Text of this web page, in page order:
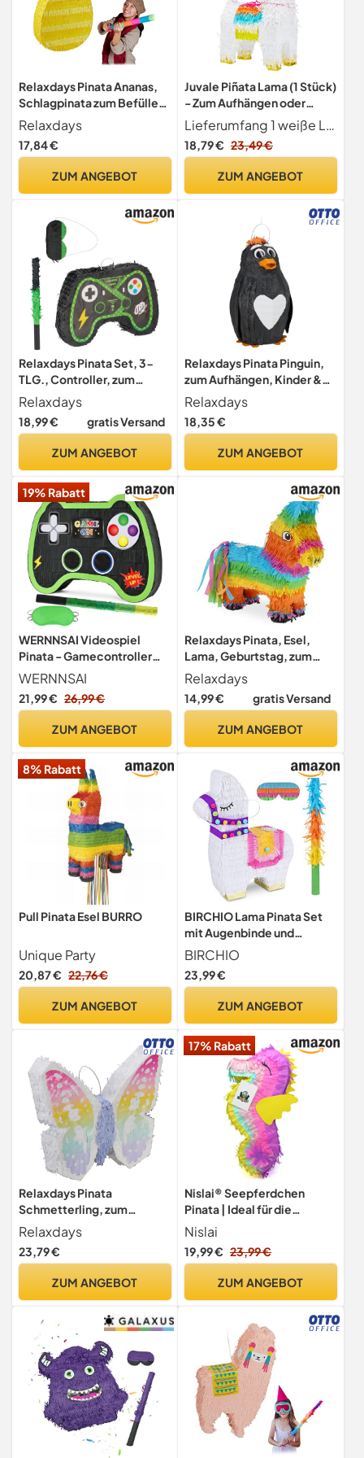
Relaxdays Pinata Ananas,
Schlagpinata zum Befüllen,
zum Aufhängen,
Beachparty, JGA, Sommer,
Partypinata Frucht, gelb
Relaxdays
17,84 €
ZUM ANGEBOT
Juvale Piñata Lama (1 Stück)
- Zum Aufhängen oder
Aufstellen - Ideal für
Geburtstage und Partys -
Weiß mit Goldfolie und
11,4 x 38,1 cm
Lieferumfang 1 weiße Lama-Pi ata mit Goldfolie und bunten Akzenten
18,79 € 23,49 €
ZUM ANGEBOT
Relaxdays Pinata Set, 3-
TLG., Controller, zum
Aufhängen, Kinder,
Mädchen und Jungs, mit
Stab & Maske, unbefüllt,
Relaxdays
18,99 € gratis Versand
ZUM ANGEBOT
Relaxdays Pinata Pinguin,
zum Aufhängen, Kinder &
Erwachsene, Geburtstag,
zum Befüllen, HxBxT 42 x 21
x 21 cm, schwarz
Relaxdays
18,35 €
ZUM ANGEBOT
19% Rabatt
WERNNSAI Videospiel
Pinata - Gamecontroller
Pinata Geburtstag Junge
Kinder Gaming Piñata mit
Stock Augenbinde Gamer
Partyspiele
WERNNSAI
21,99 € 26,99 €
ZUM ANGEBOT
Relaxdays Pinata, Esel,
Lama, Geburtstag, zum
Aufhängen, Mädchen &
Jungen, HBT 38 x 35 x 12 cm,
Regenbogen, Kinder, bunt,
Relaxdays
14,99 € gratis Versand
ZUM ANGEBOT
8% Rabatt
Pull Pinata Esel BURRO
Unique Party
20,87 € 22,76 €
ZUM ANGEBOT
BIRCHIO Lama Pinata Set
mit Augenbinde und
Fledermaus (42 x 34.5 x
10cm), perfekt für
Mädchen, Kinder,
BIRCHIO
23,99 €
ZUM ANGEBOT
Relaxdays Pinata
Schmetterling, zum
Befüllen, Geburtstag
Mädchen, zum Aufhängen,
Piñata Kinder, HBT 48 x 58 x
Relaxdays
23,79 €
ZUM ANGEBOT
17% Rabatt
Nislai® Seepferdchen
Pinata | Ideal für die
Mädchen Geburtstag Party
| Pinata Geburtstag |
Perfekt als Pinata
oder als Deko Party | (mini)
Nislai
19,99 € 23,99 €
ZUM ANGEBOT